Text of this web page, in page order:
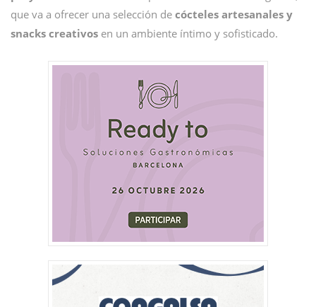
que va a ofrecer una selección de cócteles artesanales y
snacks creativos en un ambiente íntimo y sofisticado.